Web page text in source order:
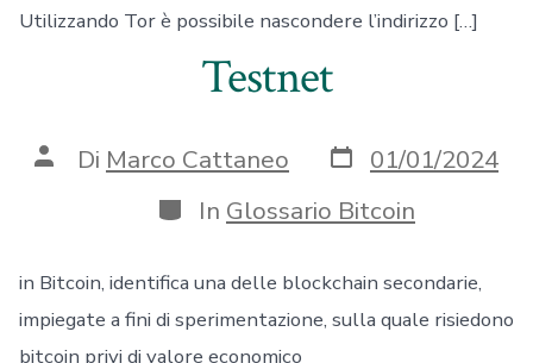
Utilizzando Tor è possibile nascondere l’indirizzo […]
Testnet
Autore
articolo
Di Marco Cattaneo Data
articolo
01/01/2024
Categorie
In Glossario Bitcoin
in Bitcoin, identifica una delle blockchain secondarie,
impiegate a fini di sperimentazione, sulla quale risiedono
bitcoin privi di valore economico